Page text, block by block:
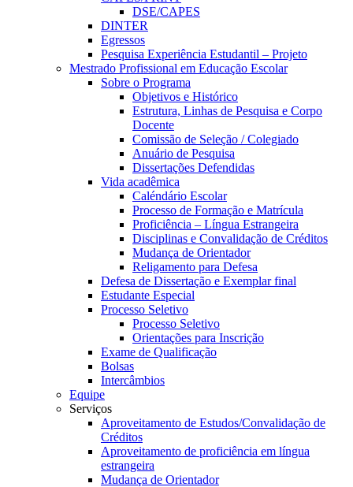
DSE/CAPES
DINTER
Egressos
Pesquisa Experiência Estudantil – Projeto
Mestrado Profissional em Educação Escolar
Sobre o Programa
Objetivos e Histórico
Estrutura, Linhas de Pesquisa e Corpo
Docente
Comissão de Seleção / Colegiado
Anuário de Pesquisa
Dissertações Defendidas
Vida acadêmica
Caléndário Escolar
Processo de Formação e Matrícula
Proficiência – Língua Estrangeira
Disciplinas e Convalidação de Créditos
Mudança de Orientador
Religamento para Defesa
Defesa de Dissertação e Exemplar final
Estudante Especial
Processo Seletivo
Processo Seletivo
Orientações para Inscrição
Exame de Qualificação
Bolsas
Intercâmbios
Equipe
Serviços
Aproveitamento de Estudos/Convalidação de
Créditos
Aproveitamento de proficiência em língua
estrangeira
Mudança de Orientador